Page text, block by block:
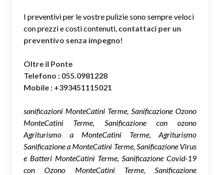
I preventivi per le vostre pulizie sono sempre veloci
con prezzi e costi contenuti, contattaci per un
preventivo senza impegno!
Oltre il Ponte
Telefono : 055.0981228
Mobile : +393451115021
sanificazioni MonteCatini Terme, Sanificazione Ozono
MonteCatini Terme, Sanificazione con ozono
Agriturismo a MonteCatini Terme, Agriturismo
Sanificazione a MonteCatini Terme, Sanificazione Virus
e Batteri MonteCatini Terme, Sanificazione Covid-19
con Ozono MonteCatini Terme, Sanificazione